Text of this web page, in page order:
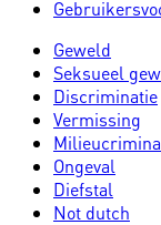
Geweld
Seksueel
Discriminatie
Vermissing
Ongeval
Diefstal
Not dutch